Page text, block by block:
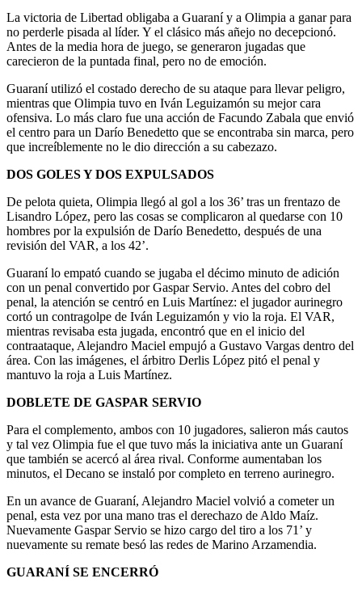
La victoria de Libertad obligaba a Guaraní y a Olimpia a ganar para
no perderle pisada al líder. Y el clásico más añejo no decepcionó.
Antes de la media hora de juego, se generaron jugadas que
carecieron de la puntada final, pero no de emoción.
Guaraní utilizó el costado derecho de su ataque para llevar peligro,
mientras que Olimpia tuvo en Iván Leguizamón su mejor cara
ofensiva. Lo más claro fue una acción de Facundo Zabala que envió
el centro para un Darío Benedetto que se encontraba sin marca, pero
que increíblemente no le dio dirección a su cabezazo.
DOS GOLES Y DOS EXPULSADOS
De pelota quieta, Olimpia llegó al gol a los 36’ tras un frentazo de
Lisandro López, pero las cosas se complicaron al quedarse con 10
hombres por la expulsión de Darío Benedetto, después de una
revisión del VAR, a los 42’.
Guaraní lo empató cuando se jugaba el décimo minuto de adición
con un penal convertido por Gaspar Servio. Antes del cobro del
penal, la atención se centró en Luis Martínez: el jugador aurinegro
cortó un contragolpe de Iván Leguizamón y vio la roja. El VAR,
mientras revisaba esta jugada, encontró que en el inicio del
contraataque, Alejandro Maciel empujó a Gustavo Vargas dentro del
área. Con las imágenes, el árbitro Derlis López pitó el penal y
mantuvo la roja a Luis Martínez.
DOBLETE DE GASPAR SERVIO
Para el complemento, ambos con 10 jugadores, salieron más cautos
y tal vez Olimpia fue el que tuvo más la iniciativa ante un Guaraní
que también se acercó al área rival. Conforme aumentaban los
minutos, el Decano se instaló por completo en terreno aurinegro.
En un avance de Guaraní, Alejandro Maciel volvió a cometer un
penal, esta vez por una mano tras el derechazo de Aldo Maíz.
Nuevamente Gaspar Servio se hizo cargo del tiro a los 71’ y
nuevamente su remate besó las redes de Marino Arzamendia.
GUARANÍ SE ENCERRÓ